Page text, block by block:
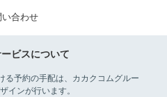
食事がテーブルにセッ
は自由にいただけるス
い合わせ
ビスについて
予約の手配は、カカクコムグルー
インが行います。